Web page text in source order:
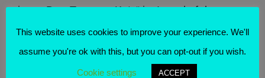
ja zu. Der „Turm zur Katz“ im Innenhof des
Kulturzentrums habe ich zwar auf dem Schirm
als Ausstellungsraum, aber irgendwie gehe ich
nicht so oft rein. Wieso verstehe ich ehrlich
This website uses cookies to improve your experience. We'll
assume you're ok with this, but you can opt-out if you wish.
Cookie settings ACCEPT